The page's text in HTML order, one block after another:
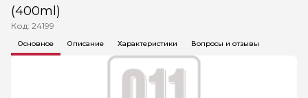
(400ml)
Код: 24199
Основное Описание Характеристики Вопросы и отзывы